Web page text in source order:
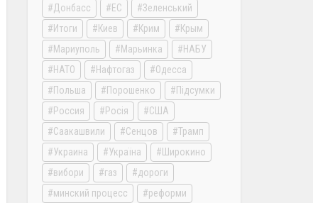
Донбасс
ЕС
Зеленський
Итоги
Киев Крим
Крым
Мариуполь
Марьинка
НАБУ
НАТО
Нафтогаз
Одесса
Польша
Порошенко
Підсумки
Россия
Росія
США
Саакашвили
Сенцов
Трамп
Украина
Україна
Широкино
вибори
газ
дороги
минский процесс
реформи